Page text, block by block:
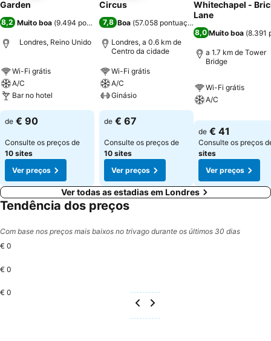
Garden
8,2 Muito boa (9.494 pontuações)
Londres, Reino Unido
Wi-Fi grátis
A/C
Bar no hotel
de € 90
Consulte os preços de
10 sites
Ver preços
Circus
7,8 Boa (57.058 pontuações
Londres, a 0.6 km de
Centro da cidade
Wi-Fi grátis
A/C
Ginásio
de € 67
Consulte os preços de
10 sites
Ver preços
Whitechapel -
Lane
8,0 Muito boa (8.391
a 1.7 km de Tower
Bridge
Wi-Fi grátis
A/C
de € 41
Consulte os preços
sites
Ver preços
Ver todas as estadias em Londres
Tendência dos preços
Com base nos preços mais baixos no trivago durante os últimos 30 dias
€ 0
€ 0
€ 0